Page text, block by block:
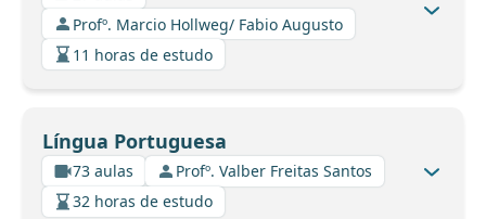
Profº. Marcio Hollweg/ Fabio Augusto
11 horas de estudo
Língua Portuguesa
73 aulas
Profº. Valber Freitas Santos
32 horas de estudo